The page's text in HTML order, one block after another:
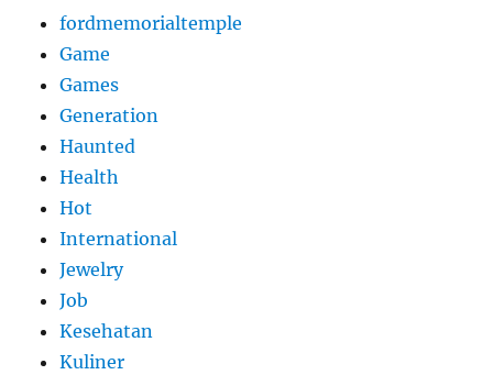
fordmemorialtemple
Game
Games
Generation
Haunted
Health
Hot
International
Jewelry
Job
Kesehatan
Kuliner